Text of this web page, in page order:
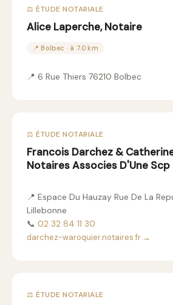
⚖️ ÉTUDE NOTARIALE
Alice Laperche, Notaire
📍 Bolbec · à 7.0 km
📍 6 Rue Thiers 76210 Bolbec
⚖️ ÉTUDE NOTARIALE
Francois Darchez &
Notaires Associes D'Une Scp
📍 Espace Du Hauzay Rue De La
Lillebonne
📞 02 32 84 11 30
darchez-waroquier.notaires.fr →
⚖️ ÉTUDE NOTARIALE